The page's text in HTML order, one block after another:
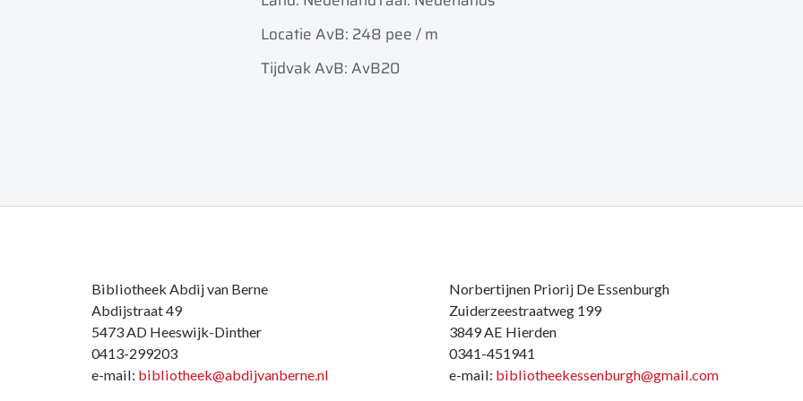
Locatie AvB: 248 pee / m
Tijdvak AvB: AvB20
Bibliotheek Abdij van Berne
Abdijstraat 49
5473 AD Heeswijk-Dinther
0413-299203
e-mail: bibliotheek@abdijvanberne.nl
Norbertijnen Priorij De Essenburgh
Zuiderzeestraatweg 199
3849 AE Hierden
0341-451941
e-mail: bibliotheekessenburgh@gmail.com